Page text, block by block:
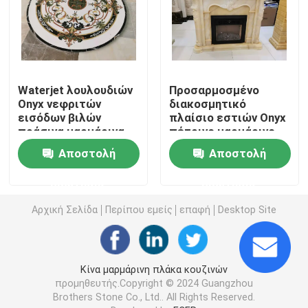
άσπρη μαρμάρινη πέτρα
ξύλινο μάρμαρο φλεβών
Πλάκα Onyx νεφριτών
τεχνητή χαλαζίας πέτρα
Τεχνητός πολιτισμός Stone
φυσικά countertops πετρών
Waterjet λουλουδιών
Onyx νεφριτών
εισόδων βιλών
πράσινα μαρμάρινα
κεραμίδια
Αποστολή
Προσαρμοσμένο
διακοσμητικό
πλαίσιο εστιών Onyx
πέτρινο μαρμάρινο
Αποστολή
Αρχική Σελίδα Περίπου εμείς επαφή Desktop Site
Κίνα μαρμάρινη πλάκα κουζινών
προμηθευτής.Copyright © 2024 Guangzhou
Brothers Stone Co., Ltd.. All Rights Reserved.